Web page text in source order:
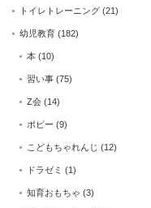
トイレトレーニング (21)
幼児教育 (182)
本 (10)
習い事 (75)
Z会 (14)
ポピー (9)
こどもちゃれんじ (12)
ドラゼミ (1)
知育おもちゃ (3)